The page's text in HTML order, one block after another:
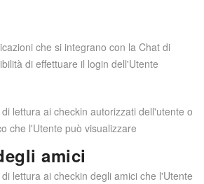
che si integrano con la Chat di
di effettuare il login dell'Utente
lettura ai checkin autorizzati dell'utente o
che l'Utente può visualizzare
amici
lettura ai checkin degli amici che l'Utente